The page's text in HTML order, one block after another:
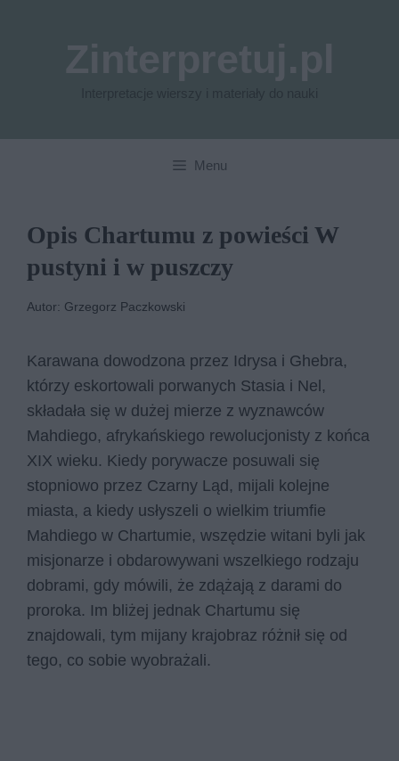
Menu
Opis Chartumu z powieści W
pustyni i w puszczy
Autor: Grzegorz Paczkowski
Karawana dowodzona przez Idrysa i Ghebra,
którzy eskortowali porwanych Stasia i Nel,
składała się w dużej mierze z wyznawców
Mahdiego, afrykańskiego rewolucjonisty z końca
XIX wieku. Kiedy porywacze posuwali się
stopniowo przez Czarny Ląd, mijali kolejne
miasta, a kiedy usłyszeli o wielkim triumfie
Mahdiego w Chartumie, wszędzie witani byli jak
misjonarze i obdarowywani wszelkiego rodzaju
dobrami, gdy mówili, że zdążają z darami do
proroka. Im bliżej jednak Chartumu się
znajdowali, tym mijany krajobraz różnił się od
tego, co sobie wyobrażali.